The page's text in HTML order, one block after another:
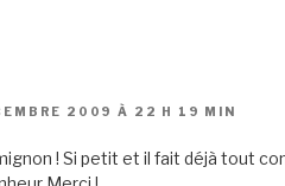
2009 À 22 H 19 MIN
! Si petit et il fait déjà tout